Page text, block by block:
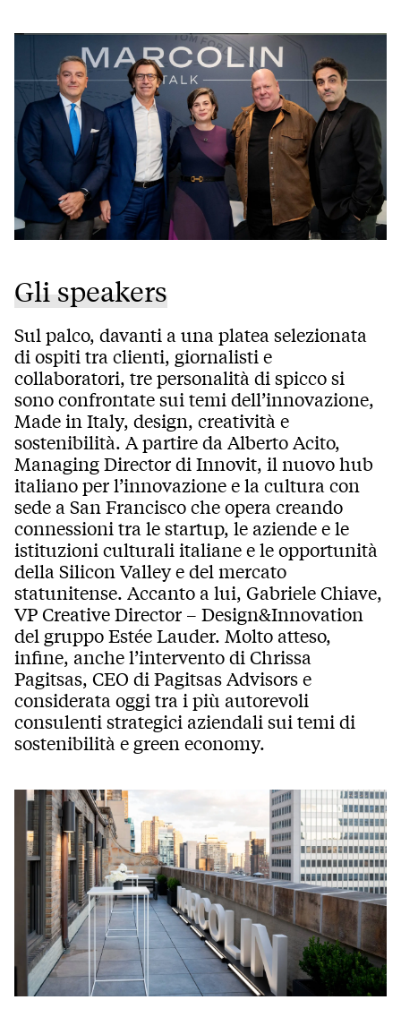
Gli speakers
Sul palco, davanti a una platea selezionata
di ospiti tra clienti, giornalisti e
collaboratori, tre personalità di spicco si
sono confrontate sui temi dell’innovazione,
Made in Italy, design, creatività e
sostenibilità. A partire da Alberto Acito,
Managing Director di Innovit, il nuovo hub
italiano per l’innovazione e la cultura con
sede a San Francisco che opera creando
connessioni tra le startup, le aziende e le
istituzioni culturali italiane e le opportunità
della Silicon Valley e del mercato
statunitense. Accanto a lui, Gabriele Chiave,
VP Creative Director – Design&Innovation
del gruppo Estée Lauder. Molto atteso,
infine, anche l’intervento di Chrissa
Pagitsas, CEO di Pagitsas Advisors e
considerata oggi tra i più autorevoli
consulenti strategici aziendali sui temi di
sostenibilità e green economy.